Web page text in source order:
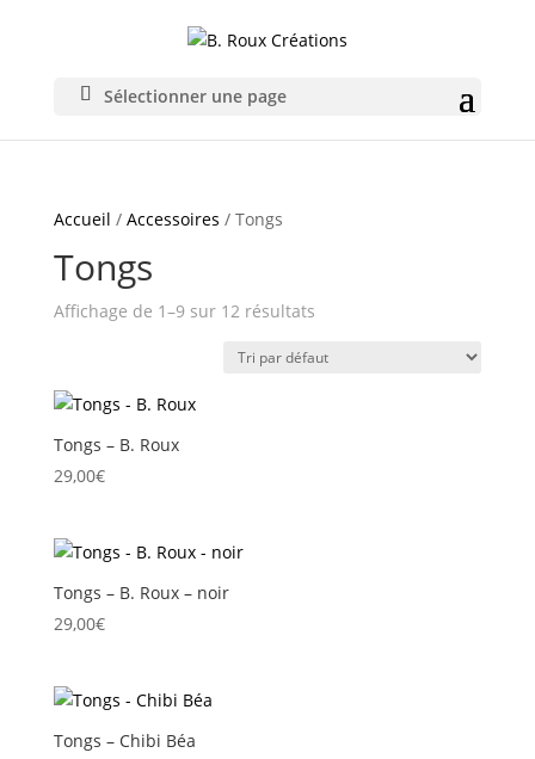
Sélectionner une page
Accueil / Accessoires / Tongs
Tongs
Affichage de 1–9 sur 12 résultats
Tongs – B. Roux
29,00€
Tongs – B. Roux – noir
29,00€
Tongs – Chibi Béa